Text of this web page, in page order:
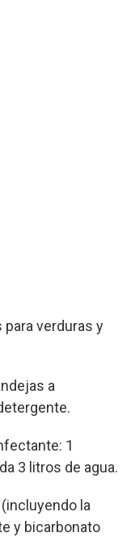
verduras y
a
1
3 litros de agua.
la
y bicarbonato